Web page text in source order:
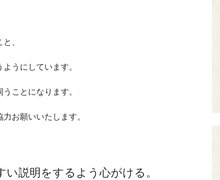
、
うにしています。
ことになります。
お願いいたします。
説明をするよう心がける。